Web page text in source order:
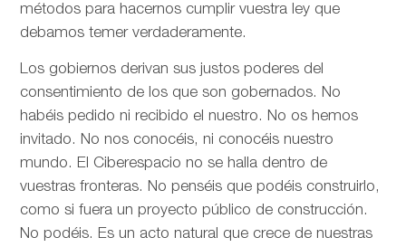
métodos para hacernos cumplir vuestra ley que
debamos temer verdaderamente.
Los gobiernos derivan sus justos poderes del
consentimiento de los que son gobernados. No
habéis pedido ni recibido el nuestro. No os hemos
invitado. No nos conocéis, ni conocéis nuestro
mundo. El Ciberespacio no se halla dentro de
vuestras fronteras. No penséis que podéis construirlo,
como si fuera un proyecto público de construcción.
No podéis. Es un acto natural que crece de nuestras